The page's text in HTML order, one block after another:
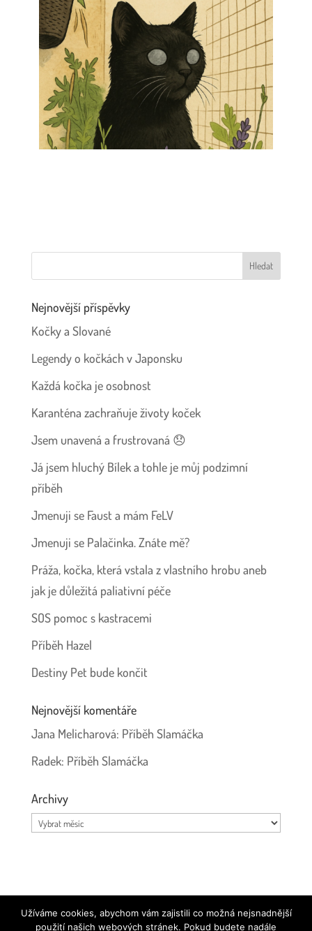
Nejnovější příspěvky
Kočky a Slované
Legendy o kočkách v Japonsku
Každá kočka je osobnost
Karanténa zachraňuje životy koček
Jsem unavená a frustrovaná 😞
Já jsem hluchý Bílek a tohle je můj podzimní
příběh
Jmenuji se Faust a mám FeLV
Jmenuji se Palačinka. Znáte mě?
Práža, kočka, která vstala z vlastního hrobu aneb
jak je důležitá paliativní péče
SOS pomoc s kastracemi
Příběh Hazel
Destiny Pet bude končit
Nejnovější komentáře
Jana Melicharová: Příběh Slamáčka
Radek: Příběh Slamáčka
Archivy
Archivy
osobních údajů
Užíváme cookies, abychom vám zajistili co možná nejsnadnější
použití našich webových stránek. Pokud budete nadále